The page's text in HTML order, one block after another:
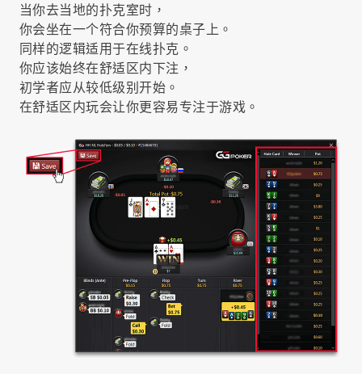
当你去当地的扑克室时，
你会坐在一个符合你预算的桌子上。
同样的逻辑适用于在线扑克。
你应该始终在舒适区内下注，
初学者应从较低级别开始。
在舒适区内玩会让你更容易专注于游戏。